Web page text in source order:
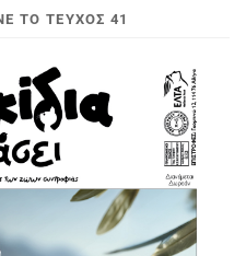
ΤΟ ΤΕΎΧΟΣ 41